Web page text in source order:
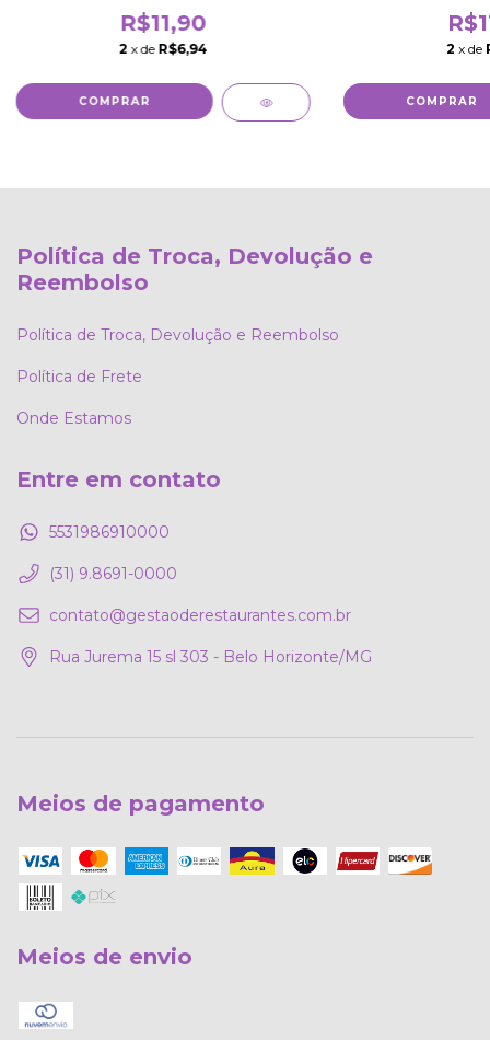
R$11,90
2 x de R$6,94 2 x de
Política de Troca, Devolução e
Reembolso
Política de Troca, Devolução e Reembolso
Política de Frete
Onde Estamos
Entre em contato
5531986910000
(31) 9.8691-0000
contato@gestaoderestaurantes.com.br
Rua Jurema 15 sl 303 - Belo Horizonte/MG
Meios de pagamento
Meios de envio